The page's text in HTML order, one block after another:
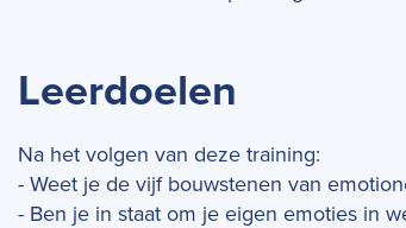
Leerdoelen
Na het volgen van deze training:
- Weet je de vijf bouwstenen van
- Ben je in staat om je eigen emoties in